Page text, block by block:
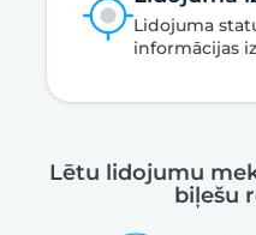
Lidojuma
informācijas
Lētu lidojumu
biļešu